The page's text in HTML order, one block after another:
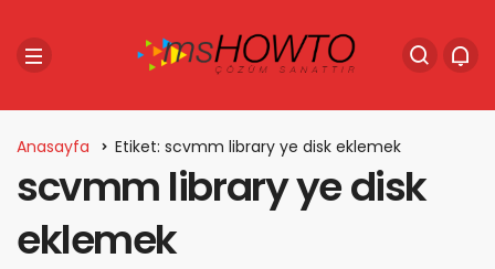
Anasayfa Etiket: scvmm library ye disk eklemek
scvmm library ye disk
eklemek